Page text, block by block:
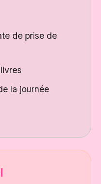
de prise de
la journée